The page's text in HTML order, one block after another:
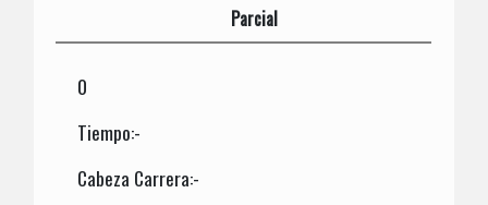
Parcial
0
Tiempo:-
Cabeza Carrera:-